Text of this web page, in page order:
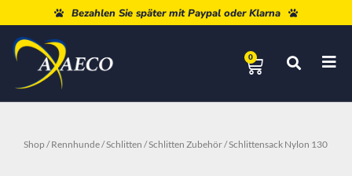
Bezahlen Sie später mit Paypal oder Klarna
0
Shop /Rennhunde/Schlitten /Schlitten Zubehör/ Schlittensack Nylon 130